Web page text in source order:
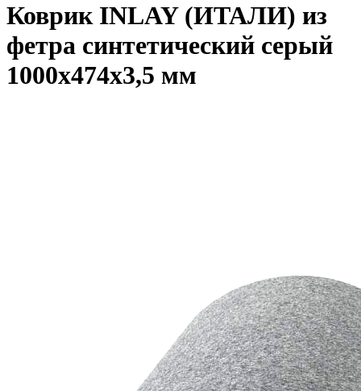
Коврик INLAY (ИТАЛИ) из
фетра синтетический серый
1000х474х3,5 мм